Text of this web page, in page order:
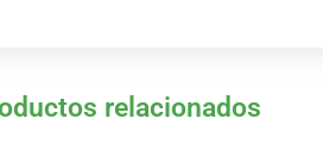
relacionados